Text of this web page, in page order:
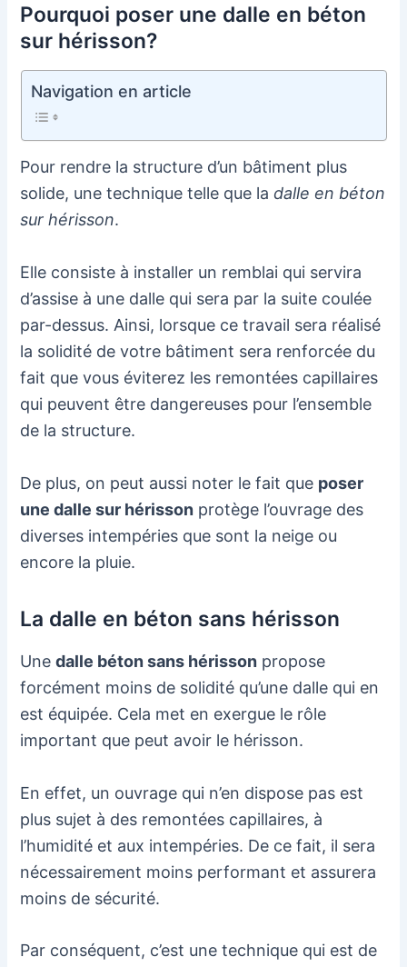
Pourquoi poser une dalle en béton
sur hérisson?
Navigation en article
Pour rendre la structure d’un bâtiment plus
solide, une technique telle que ladalle en béton
sur hérisson.
Elle consiste à installer un remblai qui servira
d’assise à une dalle qui sera par la suite coulée
par-dessus. Ainsi, lorsque ce travail sera réalisé
la solidité de votre bâtiment sera renforcée du
fait que vous éviterez les remontées capillaires
qui peuvent être dangereuses pour l’ensemble
de la structure.
De plus, on peut aussi noter le fait que poser
une dalle sur hérisson protège l’ouvrage des
diverses intempéries que sont la neige ou
encore la pluie.
La dalle en béton sans hérisson
Unedalle béton sans hérisson propose
forcément moins de solidité qu’une dalle qui en
est équipée. Cela met en exergue le rôle
important que peut avoir le hérisson.
En effet, un ouvrage qui n’en dispose pas est
plus sujet à des remontées capillaires, à
l’humidité et aux intempéries. De ce fait, il sera
nécessairement moins performant et assurera
moins de sécurité.
Par conséquent, c’est une technique qui est de